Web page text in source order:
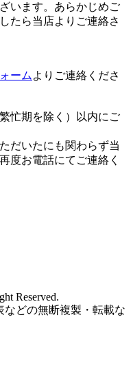
います。あらかじめご
たら当店よりご連絡さ
ームよりご連絡くださ
忙期を除く）以内にご
だいたにも関わらず当
度お電話にてご連絡く
Reserved.
どの無断複製・転載な